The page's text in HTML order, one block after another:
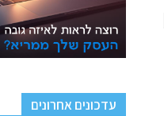
עדכונים אחרונים